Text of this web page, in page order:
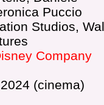
Puccio
Studios,
Company
(cinema)